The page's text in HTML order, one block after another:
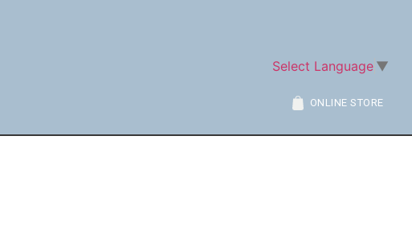
Select Language ▼
ONLINE STORE